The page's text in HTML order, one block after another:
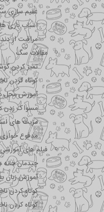
عقیم سازی
اسباب بازی
مراقبت از
مقالات سگ
تمیز کردن
کوتاه کردن
آموزش محل
مسواک زدن
مزیت های
مدفوع
فیلم های
چیدمان خانه
آموزش زبان
کوتاه کردن
کوتاه کردن